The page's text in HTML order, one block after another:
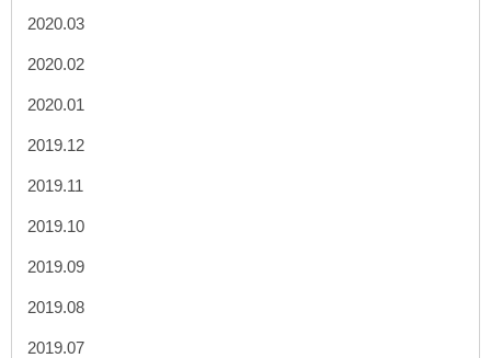
2020.03
2020.02
2020.01
2019.12
2019.11
2019.10
2019.09
2019.08
2019.07